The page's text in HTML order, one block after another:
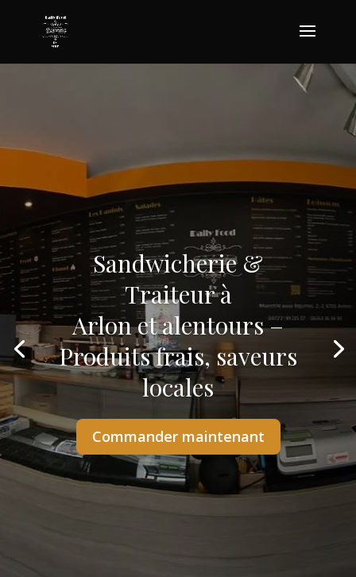
Sandwicherie &
Traiteur à
Arlon et alentours –
Produits frais, saveurs
locales
Commander maintenant